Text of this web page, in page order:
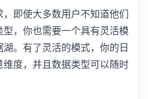
即使大多数用户不知道他们
，你也需要一个具有灵活模
。有了灵活的模式，你的日
度，并且数据类型可以随时